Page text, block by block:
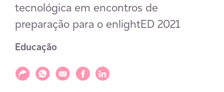
tecnológica em encontros de
preparação para o enlightED 2021
Educação
Compartilhar
Compartilhar via WhatsApp
Compartilhar via E-mail
Compartilhar via Facebook
Compartilhar via LinkedIn